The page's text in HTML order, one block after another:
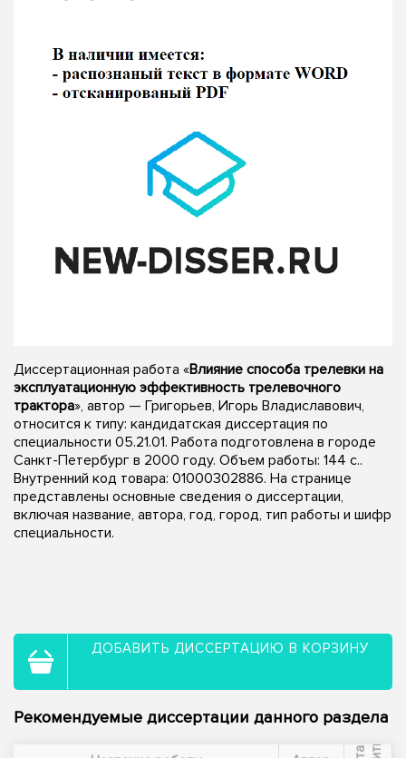
Диссертационная работа «Влияние способа трелевки на
эксплуатационную эффективность трелевочного
трактора», автор — Григорьев, Игорь Владиславович,
относится к типу: кандидатская диссертация по
специальности 05.21.01. Работа подготовлена в городе
Санкт-Петербург в 2000 году. Объем работы: 144 с..
Внутренний код товара: 01000302886. На странице
представлены основные сведения о диссертации,
включая название, автора, год, город, тип работы и шифр
специальности.
ДОБАВИТЬ ДИССЕРТАЦИЮ В КОРЗИНУ
Рекомендуемые диссертации данного раздела